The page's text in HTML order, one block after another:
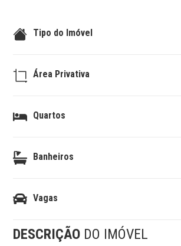
Tipo do Imóvel
Área Privativa
Quartos
Banheiros
Vagas
DESCRIÇÃO DO IMÓVEL